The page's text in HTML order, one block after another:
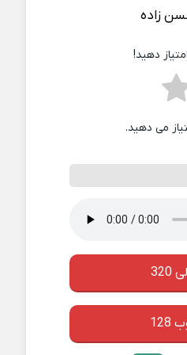
زاده
دهید!
می دهید.